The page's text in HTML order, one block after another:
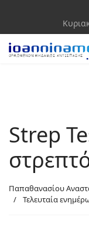
Strep
Παπαθανασίου
Τελευταία